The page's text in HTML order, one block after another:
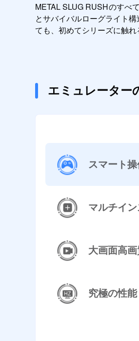
METAL SLUG RUSHのすべ
とサバイバルローグライト
ても、初めてシリーズに触
エミュレーター
スマート
マルチイ
大画面高
究極の性能